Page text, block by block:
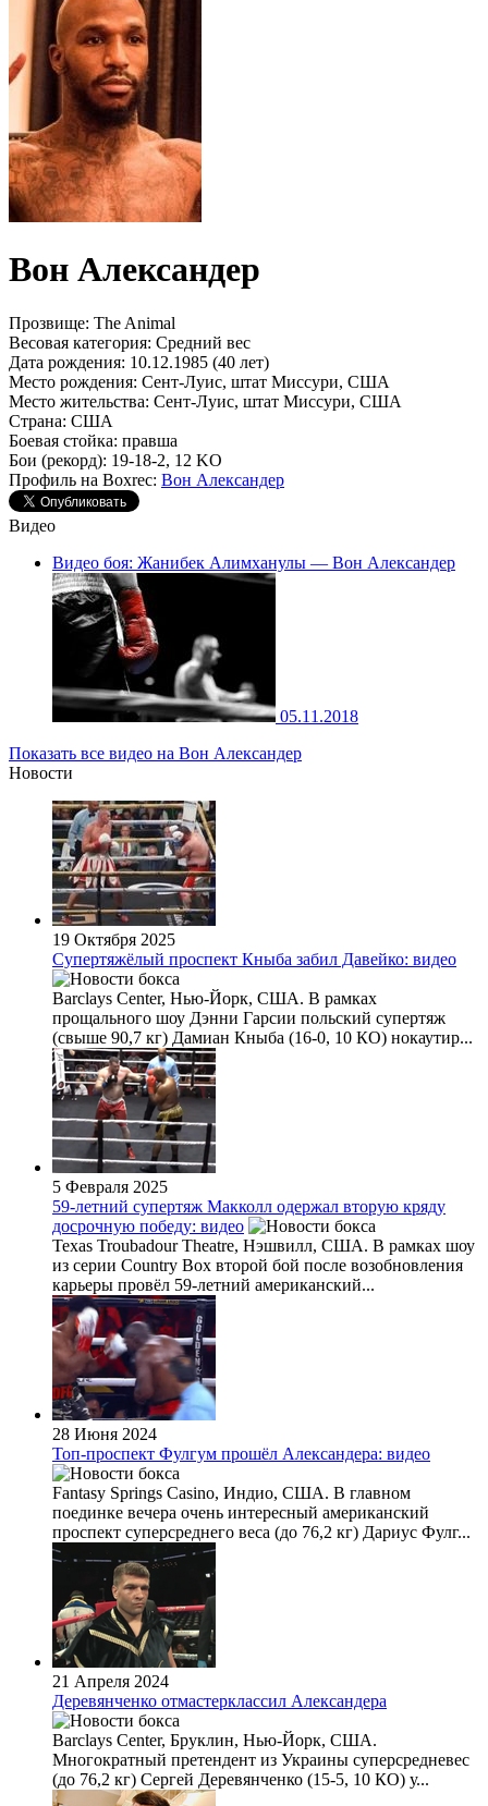
Вон Александер
Прозвище: The Animal
Весовая категория: Средний вес
Дата рождения: 10.12.1985 (40 лет)
Место рождения: Сент-Луис, штат Миссури, США
Место жительства: Сент-Луис, штат Миссури, США
Страна: США
Боевая стойка: правша
Бои (рекорд): 19-18-2, 12 KO
Профиль на Boxrec: Вон Александер
Видео
Видео боя: Жанибек Алимханулы — Вон Александер
05.11.2018
Показать все видео на Вон Александер
Новости
19 Октября 2025
Супертяжёлый проспект Кныба забил Давейко: видео
Barclays Center, Нью-Йорк, США. В рамках
прощального шоу Дэнни Гарсии польский супертяж
(свыше 90,7 кг) Дамиан Кныба (16-0, 10 КО) нокаутир...
5 Февраля 2025
59-летний супертяж Макколл одержал вторую кряду
досрочную победу: видео
Texas Troubadour Theatre, Нэшвилл, США. В рамках шоу
из серии Country Box второй бой после возобновления
карьеры провёл 59-летний американский...
28 Июня 2024
Топ-проспект Фулгум прошёл Александера: видео
Fantasy Springs Casino, Индио, США. В главном
поединке вечера очень интересный американский
проспект суперсреднего веса (до 76,2 кг) Дариус Фулг...
21 Апреля 2024
Деревянченко отмастерклассил Александера
Barclays Center, Бруклин, Нью-Йорк, США.
Многократный претендент из Украины суперсредневес
(до 76,2 кг) Сергей Деревянченко (15-5, 10 КО) у...